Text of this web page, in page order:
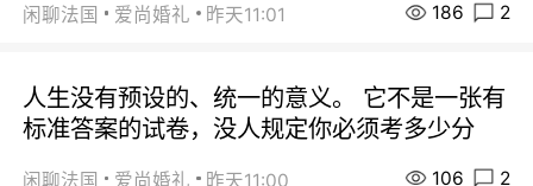
闲聊法国 爱尚婚礼 昨天11:01 186 2
人生没有预设的、统一的意义。 它不是一张有
标准答案的试卷，没人规定你必须考多少分
闲聊法国 爱尚婚礼 昨天11:00 106 2